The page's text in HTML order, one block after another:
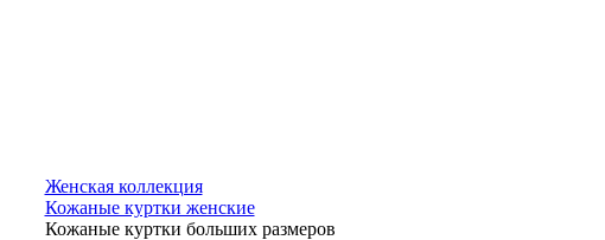
Женская коллекция
Кожаные куртки женские
Кожаные куртки больших размеров